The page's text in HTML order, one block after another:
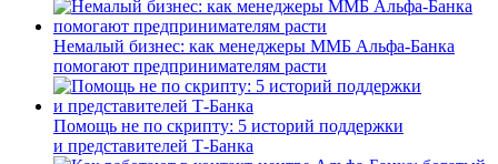
Немалый бизнес: как менеджеры ММБ Альфа-Банка
помогают предпринимателям расти
Помощь не по скрипту: 5 историй поддержки
и представителей Т-Банка